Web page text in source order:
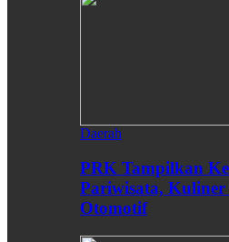
Daerah
PRK Tampilkan
Pariwisata,
Otomotif